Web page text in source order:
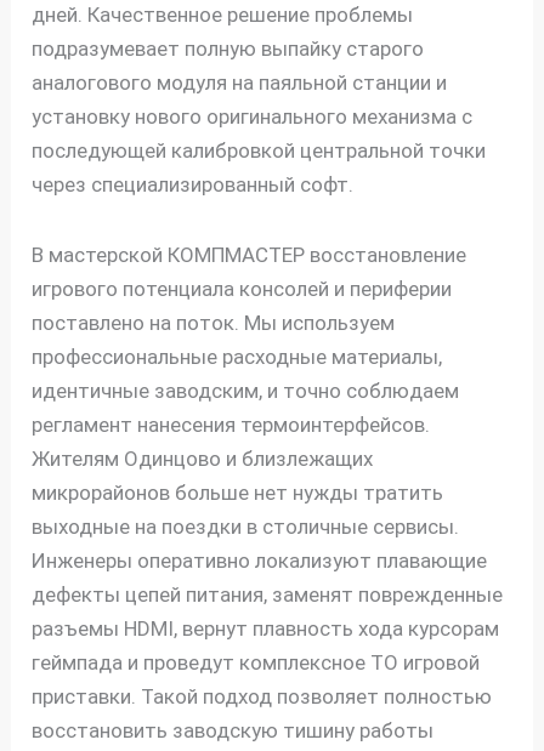
дней. Качественное решение проблемы
подразумевает полную выпайку старого
аналогового модуля на паяльной станции и
установку нового оригинального механизма с
последующей калибровкой центральной точки
через специализированный софт.
В мастерской КОМПМАСТЕР восстановление
игрового потенциала консолей и периферии
поставлено на поток. Мы используем
профессиональные расходные материалы,
идентичные заводским, и точно соблюдаем
регламент нанесения термоинтерфейсов.
Жителям Одинцово и близлежащих
микрорайонов больше нет нужды тратить
выходные на поездки в столичные сервисы.
Инженеры оперативно локализуют плавающие
дефекты цепей питания, заменят поврежденные
разъемы HDMI, вернут плавность хода курсорам
геймпада и проведут комплексное ТО игровой
приставки. Такой подход позволяет полностью
восстановить заводскую тишину работы